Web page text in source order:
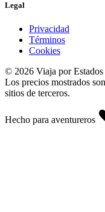
Legal
Privacidad
Términos
Cookies
© 2026 Viaja por Estados
Los precios mostrados
sitios de terceros.
Hecho para aventureros